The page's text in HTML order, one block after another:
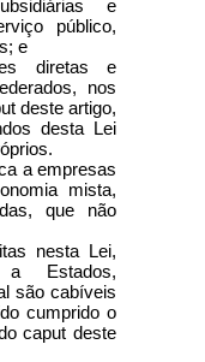
e
público,
e
diretas e
nos
deste artigo,
desta Lei
a empresas
mista,
que não
nesta Lei,
a Estados,
são cabíveis
cumprido o
caput deste